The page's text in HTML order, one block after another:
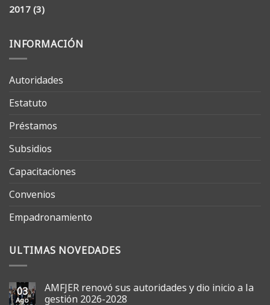
2017(3)
INFORMACIÓN
Autoridades
Estatuto
Préstamos
Subsidios
Capacitaciones
Convenios
Empadronamiento
ULTIMAS NOVEDADES
03
Ago
AMFJER renovó sus autoridades y dio inicio a la
gestión 2026-2028